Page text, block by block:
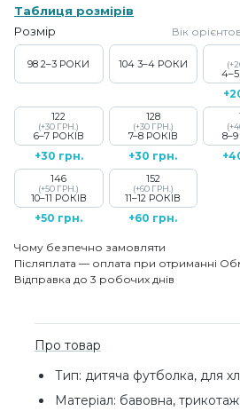
Таблиця розмірів
Розмір Вік
98 2–3 РОКИ 104 3–4 РОКИ
122
(+30 ГРН.)
6–7 РОКІВ
+30 грн.
128
(+30 ГРН.)
7–8 РОКІВ
+30 грн.
146
(+50 ГРН.)
10–11 РОКІВ
+50 грн.
152
(+60 ГРН.)
11–12 РОКІВ
+60 грн.
Чому безпечно замовляти
Післяплата — оплата при отриманні
Відправка до 3 робочих днів
Про товар
Тип: дитяча футболка, для
Матеріал: бавовна, трикотаж.